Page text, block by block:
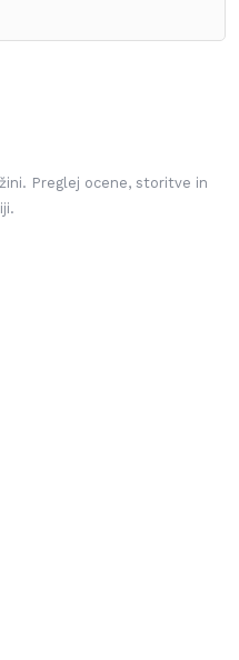
Preglej ocene, storitve in